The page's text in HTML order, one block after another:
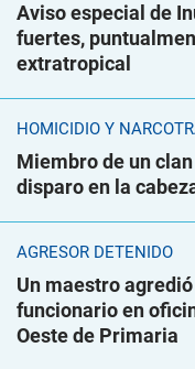
Aviso especial de
fuertes,
extratropical
HOMICIDIO Y
Miembro de un
disparo en la
AGRESOR DETENIDO
Un maestro
funcionario en
Oeste de Primaria